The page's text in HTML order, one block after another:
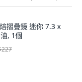
摺疊鏡 迷你 7.3 x
, 1個